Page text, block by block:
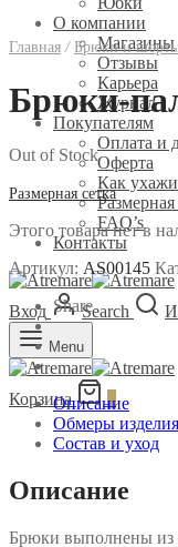
О компании
Магазины
Отзывы
Карьера
Журнал
Покупателям
Оплата и
Оферта
Как
Размерная
FAQ’s
Контакты
Вход Search
Menu
Корзина 0
Главная / Брюки и
Брюки-
Out of Stock
Размерная сетка
Этого товара нет в
Артикул: AS00145
Share
Описание
Обмеры изделия
Состав и уход
Описание
Брюки выполнены из